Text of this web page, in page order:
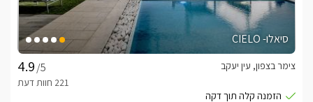
סיאלו- CIELO
/5
צימר בצפון, עין יעקב